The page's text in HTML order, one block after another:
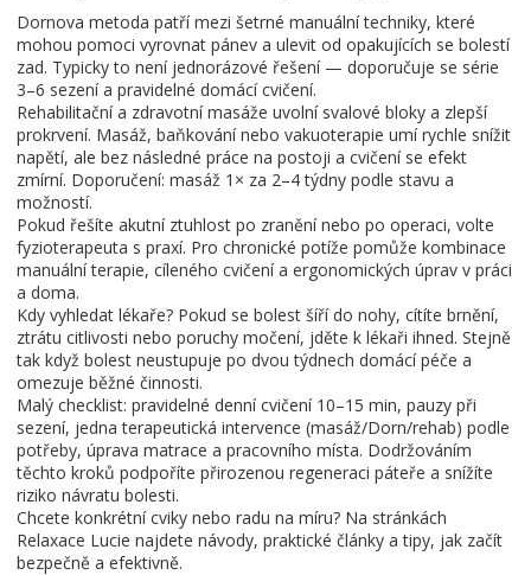
Dornova metoda patří mezi šetrné manuální techniky, které
mohou pomoci vyrovnat pánev a ulevit od opakujících se bolestí
zad. Typicky to není jednorázové řešení — doporučuje se série
3–6 sezení a pravidelné domácí cvičení.
Rehabilitační a zdravotní masáže uvolní svalové bloky a zlepší
prokrvení. Masáž, baňkování nebo vakuoterapie umí rychle snížit
napětí, ale bez následné práce na postoji a cvičení se efekt
zmírní. Doporučení: masáž 1× za 2–4 týdny podle stavu a
možností.
Pokud řešíte akutní ztuhlost po zranění nebo po operaci, volte
fyzioterapeuta s praxí. Pro chronické potíže pomůže kombinace
manuální terapie, cíleného cvičení a ergonomických úprav v práci
a doma.
Kdy vyhledat lékaře? Pokud se bolest šíří do nohy, cítíte brnění,
ztrátu citlivosti nebo poruchy močení, jděte k lékaři ihned. Stejně
tak když bolest neustupuje po dvou týdnech domácí péče a
omezuje běžné činnosti.
Malý checklist: pravidelné denní cvičení 10–15 min, pauzy při
sezení, jedna terapeutická intervence (masáž/Dorn/rehab) podle
potřeby, úprava matrace a pracovního místa. Dodržováním
těchto kroků podpoříte přirozenou regeneraci páteře a snížíte
riziko návratu bolesti.
Chcete konkrétní cviky nebo radu na míru? Na stránkách
Relaxace Lucie najdete návody, praktické články a tipy, jak začít
bezpečně a efektivně.